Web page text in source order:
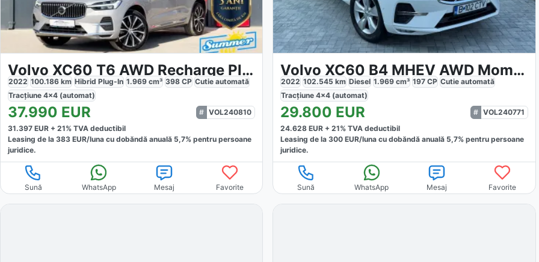
Volvo XC60 T6 AWD Recharge Plus
2022 100.186 km Hibrid Plug-In 1.969 cm³ 398 CP Cutie automată
Tracțiune 4x4 (automat)
37.990 EUR
VOL240810
31.397 EUR + 21% TVA deductibil
Leasing de la 383 EUR/luna cu dobăndă anuală 5,7% pentru persoane
juridice.
Sună WhatsApp Mesaj Favorite
Volvo XC60 B4 MHEV AWD Momentum Pro
2022 102.545 km Diesel 1.969 cm³ 197 CP Cutieautomată
Tracțiune4x4 (automat)
29.800 EUR
VOL240771
24.628 EUR +21% TVA deductibil
Leasing de la300 EUR/luna cu dobăndă anuală 5,7% pentru persoane
juridice.
Sună WhatsApp Mesaj Favorite